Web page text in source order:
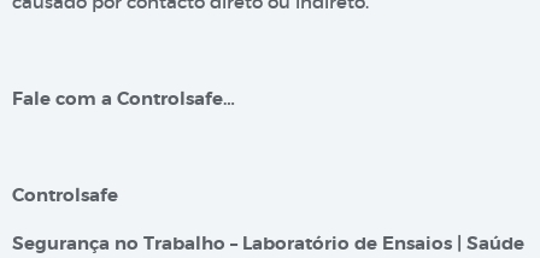
Fale com a Controlsafe…
Controlsafe
Segurança no Trabalho – Laboratório de Ensaios | Saúde